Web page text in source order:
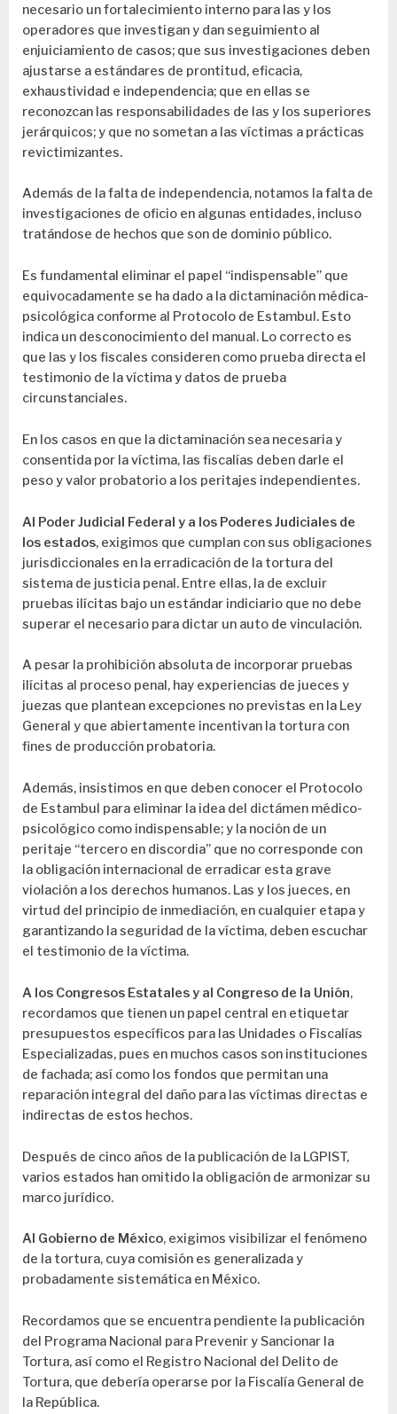
necesario un fortalecimiento interno para las y los
operadores que investigan y dan seguimiento al
enjuiciamiento de casos; que sus investigaciones deben
ajustarse a estándares de prontitud, eficacia,
exhaustividad e independencia; que en ellas se
reconozcan las responsabilidades de las y los superiores
jerárquicos; y que no sometan a las víctimas a prácticas
revictimizantes.
Además de la falta de independencia, notamos la falta de
investigaciones de oficio en algunas entidades, incluso
tratándose de hechos que son de dominio público.
Es fundamental eliminar el papel “indispensable” que
equivocadamente se ha dado a la dictaminación médica-
psicológica conforme al Protocolo de Estambul. Esto
indica un desconocimiento del manual. Lo correcto es
que las y los fiscales consideren como prueba directa el
testimonio de la víctima y datos de prueba
circunstanciales.
En los casos en que la dictaminación sea necesaria y
consentida por la víctima, las fiscalías deben darle el
peso y valor probatorio a los peritajes independientes.
Al Poder Judicial Federal y a los Poderes Judiciales de
los estados, exigimos que cumplan con sus obligaciones
jurisdiccionales en la erradicación de la tortura del
sistema de justicia penal. Entre ellas, la de excluir
pruebas ilícitas bajo un estándar indiciario que no debe
superar el necesario para dictar un auto de vinculación.
A pesar la prohibición absoluta de incorporar pruebas
ilícitas al proceso penal, hay experiencias de jueces y
juezas que plantean excepciones no previstas en la Ley
General y que abiertamente incentivan la tortura con
fines de producción probatoria.
Además, insistimos en que deben conocer el Protocolo
de Estambul para eliminar la idea del dictámen médico-
psicológico como indispensable; y la noción de un
peritaje “tercero en discordia” que no corresponde con
la obligación internacional de erradicar esta grave
violación a los derechos humanos. Las y los jueces, en
virtud del principio de inmediación, en cualquier etapa y
garantizando la seguridad de la víctima, deben escuchar
el testimonio de la víctima.
A los Congresos Estatales y al Congreso de la Unión,
recordamos que tienen un papel central en etiquetar
presupuestos específicos para las Unidades o Fiscalías
Especializadas, pues en muchos casos son instituciones
de fachada; así como los fondos que permitan una
reparación integral del daño para las víctimas directas e
indirectas de estos hechos.
Después de cinco años de la publicación de la LGPIST,
varios estados han omitido la obligación de armonizar su
marco jurídico.
Al Gobierno de México, exigimos visibilizar el fenómeno
de la tortura, cuya comisión es generalizada y
probadamente sistemática en México.
Recordamos que se encuentra pendiente la publicación
del Programa Nacional para Prevenir y Sancionar la
Tortura, así como el Registro Nacional del Delito de
Tortura, que debería operarse por la Fiscalía General de
la República.